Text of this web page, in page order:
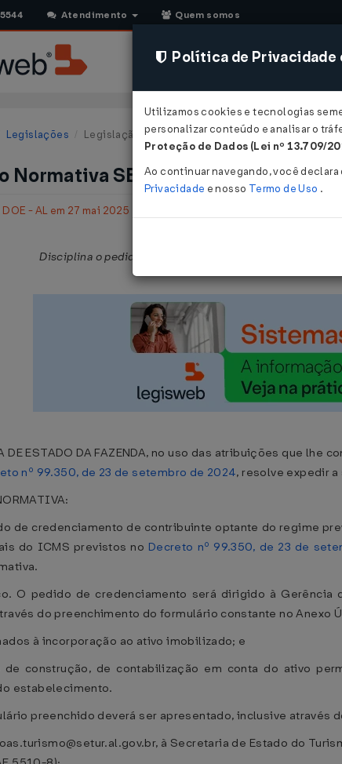
Atendimento Quem somos
CONSULTORIA
Legislações Legislação Estadual - Alagoas
Normativa SEF Nº 30 DE 26/05/
- AL em 27 mai 2025
Disciplina o pedido de credenciamento no âmbito do
DE ESTADO DA FAZENDA, no uso das atribuições que
nº 99.350, de 23 de setembro de 2024, resolve expedir
de credenciamento de contribuinte optante do regime
do ICMS previstos no Decreto nº 99.350, de 23 de
O pedido de credenciamento será dirigido à Gerência
do preenchimento do formulário constante no
à incorporação ao ativo imobilizado; e
construção, de contabilização em conta do ativo
estabelecimento.
preenchido deverá ser apresentado, inclusive através
à Secretaria de Estado do
Política de Privacidade
Utilizamos cookies e tecnologias
personalizar conteúdo e analisar o
Proteção de Dados (Lei nº 13.709/
Ao continuar navegando, você
Privacidade e nosso Termo de Uso .